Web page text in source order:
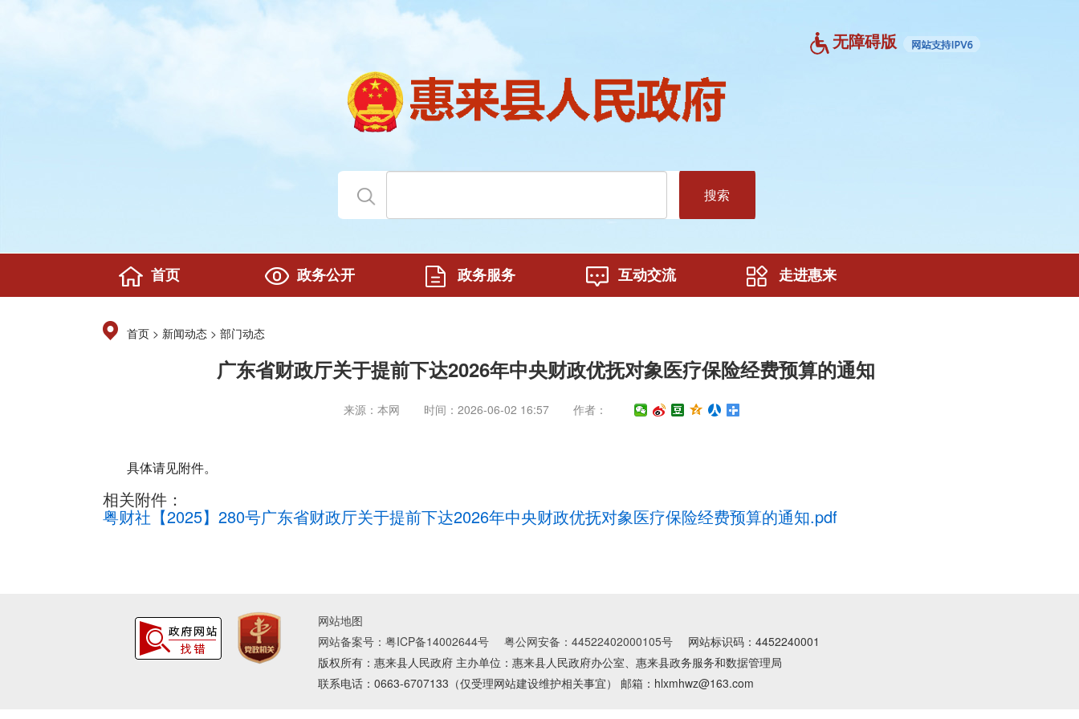
无障碍版
搜索
首页 政务公开 政务服务 互动交流 走进惠来
首页 > 新闻动态 >部门动态
广东省财政厅关于提前下达2026年中央财政优抚对象医疗保险经费预算的通知
来源：本网 时间：2026-06-02 16:57 作者：
具体请见附件。
相关附件：
粤财社【2025】280号广东省财政厅关于提前下达2026年中央财政优抚对象医疗保险经费预算的通知.pdf
网站地图
网站备案号：粤ICP备14002644号
粤公网安备：44522402000105号
网站标识码：4452240001
版权所有：惠来县人民政府 主办单位：惠来县人民政府办公室、惠来县政务服务和数据管理局
联系电话：0663-6707133（仅受理网站建设维护相关事宜） 邮箱：hlxmhwz@163.com